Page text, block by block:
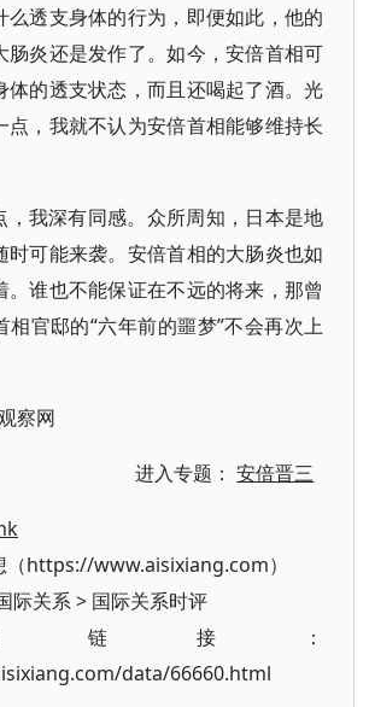
么透支身体的行为，即便如此，他的
肠炎还是发作了。如今，安倍首相可
体的透支状态，而且还喝起了酒。光
点，我就不认为安倍首相能够维持长
，我深有同感。众所周知，日本是地
时可能来袭。安倍首相的大肠炎也如
。谁也不能保证在不远的将来，那曾
相官邸的“六年前的噩梦”不会再次上
察网
进入专题：安倍晋三
（https://www.aisixiang.com）
际关系> 国际关系时评
链接：
data/66660.html